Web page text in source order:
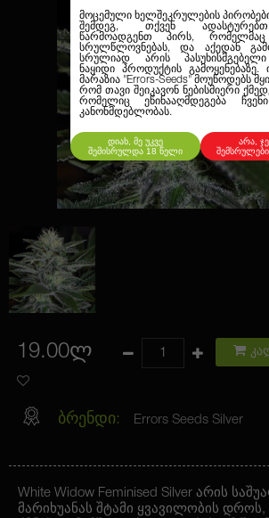
მოცემული ხელშეკრულების
შემდეგ, თქვენ
წარმოადგენთ პირს, რომელმაც
სრულწლოვნებას, და აქედან
სრულიად არის პასუხისმგებელი
ნაყიდი პროდუქტის გამოყენებაზე.
მარაზია "Errors-Seeds" მოუწოდებს
რომ თავი შეიკავონ ნებისმიერი
რომელიც ეწინააღმდეგება
კანონმდებლობას.
დიახ, მე უკვე
შემისრულდა 18 წელი
არა,
19.00ლ
ბრენდი: Errors Seeds Silver
White Widow Feminised Silver არის
მარიხუანას შტამი ყვავილობის